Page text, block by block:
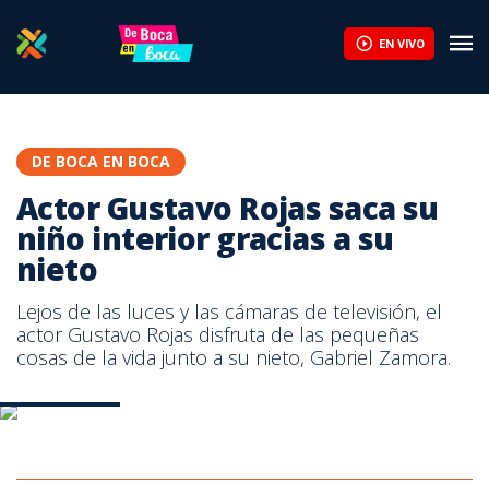
EN VIVO
DE BOCA EN BOCA
Actor Gustavo Rojas saca su
niño interior gracias a su
nieto
Lejos de las luces y las cámaras de televisión, el
actor Gustavo Rojas disfruta de las pequeñas
cosas de la vida junto a su nieto, Gabriel Zamora.